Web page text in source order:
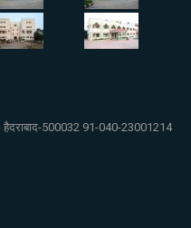
- हैदराबाद-500032 91-040-23001214